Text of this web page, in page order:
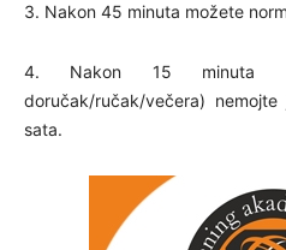
3. Nakon 45 minuta možete
4. Nakon 15 minuta
doručak/ručak/večera)
sata.